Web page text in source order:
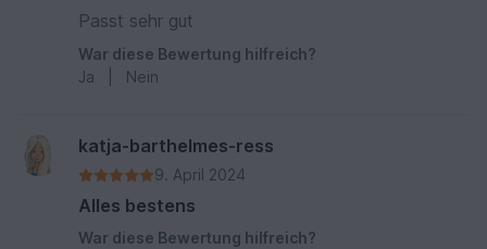
Passt sehr gut
War diese Bewertung hilfreich?
Ja
Nein
katja-barthelmes-ress
9. April 2024
Alles bestens
War diese Bewertung hilfreich?